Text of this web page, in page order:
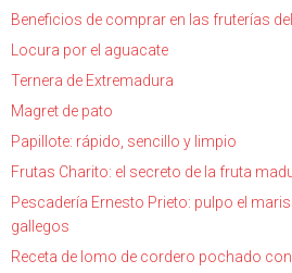
Beneficios de comprar en las fruterías
Locura por el aguacate
Ternera de Extremadura
Magret de pato
Papillote: rápido, sencillo y limpio
Frutas Charito: el secreto de la fruta
Pescadería Ernesto Prieto: pulpo el
gallegos
Receta de lomo de cordero pochado